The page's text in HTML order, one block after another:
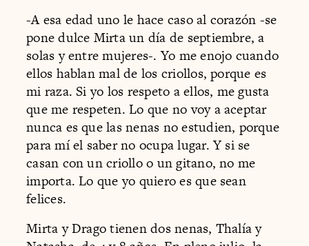
-A esa edad uno le hace caso al corazón -se
pone dulce Mirta un día de septiembre, a
solas y entre mujeres-. Yo me enojo cuando
ellos hablan mal de los criollos, porque es
mi raza. Si yo los respeto a ellos, me gusta
que me respeten. Lo que no voy a aceptar
nunca es que las nenas no estudien, porque
para mí el saber no ocupa lugar. Y si se
casan con un criollo o un gitano, no me
importa. Lo que yo quiero es que sean
felices.
Mirta y Drago tienen dos nenas, Thalía y